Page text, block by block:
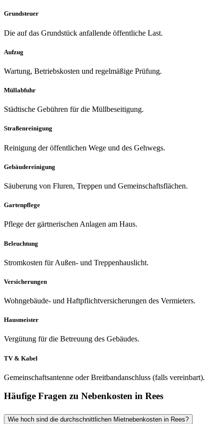
Grundsteuer
Die auf das Grundstück anfallende öffentliche Last.
Aufzug
Wartung, Betriebskosten und regelmäßige Prüfung.
Müllabfuhr
Städtische Gebühren für die Müllbeseitigung.
Straßenreinigung
Reinigung der öffentlichen Wege und des Gehwegs.
Gebäudereinigung
Säuberung von Fluren, Treppen und Gemeinschaftsflächen.
Gartenpflege
Pflege der gärtnerischen Anlagen am Haus.
Beleuchtung
Stromkosten für Außen- und Treppenhauslicht.
Versicherungen
Wohngebäude- und Haftpflichtversicherungen des Vermieters.
Hausmeister
Vergütung für die Betreuung des Gebäudes.
TV & Kabel
Gemeinschaftsantenne oder Breitbandanschluss (falls vereinbart).
Häufige Fragen zu Nebenkosten in Rees
Wie hoch sind die durchschnittlichen Mietnebenkosten in Rees?